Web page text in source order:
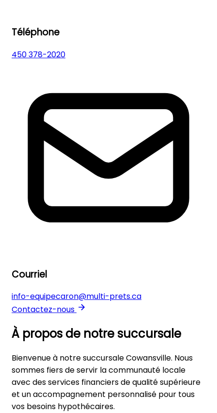
Téléphone
450 378-2020
Courriel
info-equipecaron@multi-prets.ca
Contactez-nous
Cowansville
104, rue Sud local 240
+
−
À propos de notre succursale
Bienvenue à notre succursale Cowansville. Nous
sommes fiers de servir la communauté locale
avec des services financiers de qualité supérieure
et un accompagnement personnalisé pour tous
vos besoins hypothécaires.